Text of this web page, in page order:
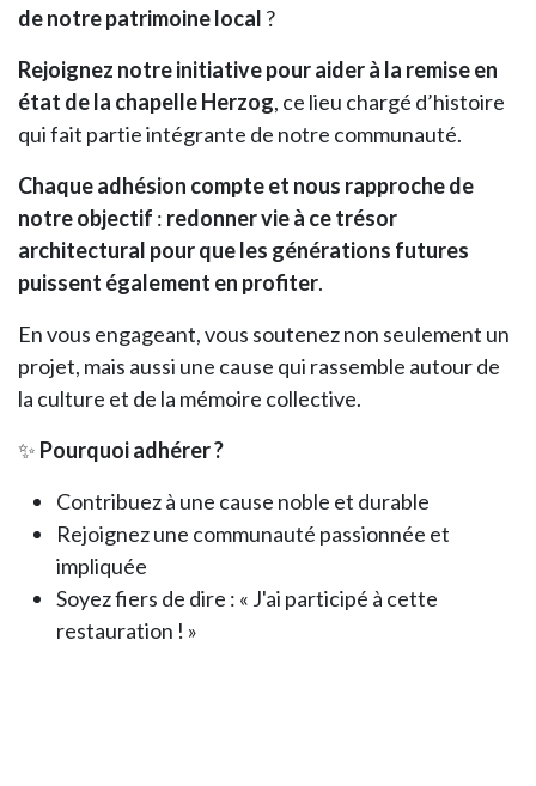
de notre patrimoine local ?
Rejoignez notre initiative pour aider à la remise en
état de la chapelle Herzog, ce lieu chargé d’histoire
qui fait partie intégrante de notre communauté.
Chaque adhésion compte et nous rapproche de
notre objectif : redonner vie à ce trésor
architectural pour que les générations futures
puissent également en profiter.
En vous engageant, vous soutenez non seulement un
projet, mais aussi une cause qui rassemble autour de
la culture et de la mémoire collective.
✨ Pourquoi adhérer ?
Contribuez à une cause noble et durable
Rejoignez une communauté passionnée et
impliquée
Soyez fiers de dire : « J'ai participé à cette
restauration ! »